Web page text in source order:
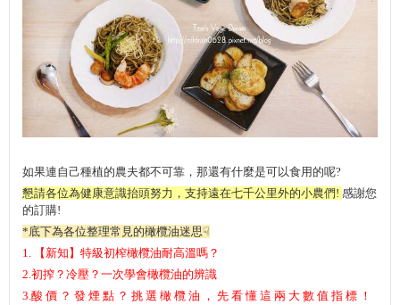
如果連自己種植的農夫都不可靠，那還有什麼是可以食用的呢?
懇請各位為健康意識抬頭努力，支持遠在七千公里外的小農們! 感謝您
的訂購!
*底下為各位整理常見的橄欖油迷思☟
1.
【新知】特級初榨橄欖油耐高溫嗎？
2 初搾？冷壓？一次學會橄欖油的辨識
3. 酸價？發煙點？挑選橄欖油，先看懂這兩大數值指標！